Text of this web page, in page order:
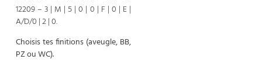
12209 – 3 | M | 5 | 0 | 0 | F | 0 | E |
A/D/0 | 2 | 0.
Choisis tes finitions (aveugle, BB,
PZ ou WC).